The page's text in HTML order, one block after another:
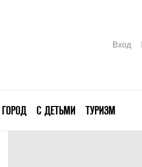
Вход
ГОРОД С ДЕТЬМИ ТУРИЗМ